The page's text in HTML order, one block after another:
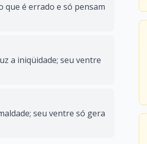
que é errado e só pensam
a iniqüidade; seu ventre
seu ventre só gera